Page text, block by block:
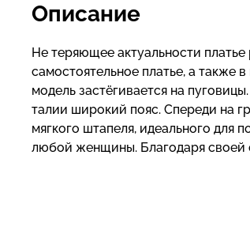
Описание
Не теряющее актуальности
самостоятельное платье, а также
модель застёгивается на
талии широкий пояс. Спереди на
мягкого штапеля, идеального
любой женщины. Благодаря своей